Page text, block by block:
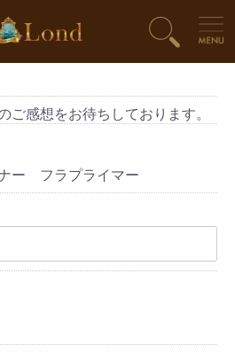
ご感想をお待ちしております。
ー フラプライマー